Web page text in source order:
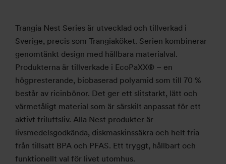
Trangia Nest Series är utvecklad och tillverkad i
Sverige, precis som Trangiaköket. Serien kombinerar
genomtänkt design med hållbara materialval.
Produkterna är tillverkade i EcoPaXX® – en
högpresterande, biobaserad polyamid som till 70 %
består av ricinbönor. Det ger ett slitstarkt, lätt och
värmetåligt material som är särskilt anpassat för ett
aktivt friluftsliv. Alla Nest produkter är
livsmedelsgodkända, diskmaskinssäkra och helt fria
från tillsatt BPA och PFAS. Ett tryggt, hållbart och
funktionellt val för livet utomhus.